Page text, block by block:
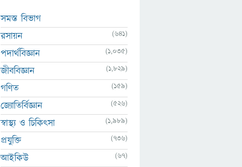
সমস্ত বিভাগ
রসায়ন
(641)
পদার্থবিজ্ঞান (1,035)
জীববিজ্ঞান (1,829)
গণিত (159)
জ্যোতির্বিজ্ঞান (526)
স্বাস্থ্য ও চিকিৎসা (1,989)
প্রযুক্তি (736)
আইকিউ (67)